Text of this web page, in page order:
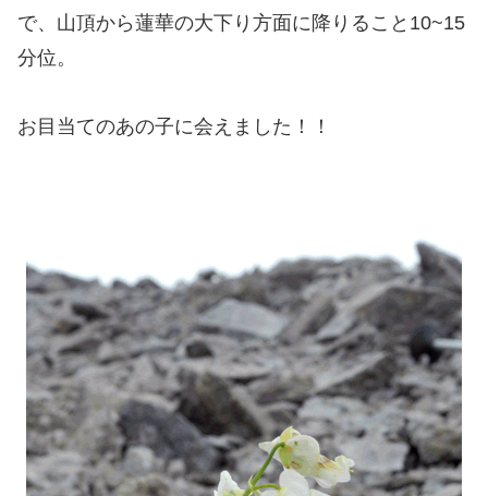
で、山頂から蓮華の大下り方面に降りること10~15
分位。
お目当てのあの子に会えました！！